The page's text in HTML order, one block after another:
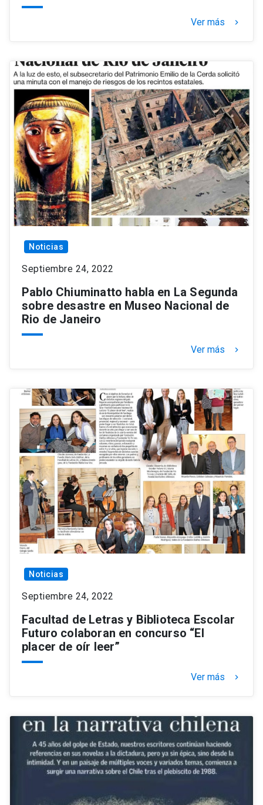
Ver más keyboard_arrow_right
Noticias
Septiembre 24, 2022
Pablo Chiuminatto habla en La Segunda
sobre desastre en Museo Nacional de
Rio de Janeiro
Ver más keyboard_arrow_right
Noticias
Septiembre 24, 2022
Facultad de Letras y Biblioteca Escolar
Futuro colaboran en concurso “El
placer de oír leer”
Ver más keyboard_arrow_right